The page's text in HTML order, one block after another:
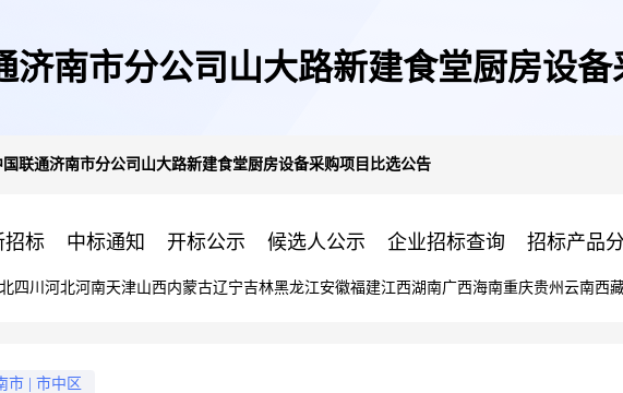
济南市分公司山大路新建食堂厨房设
国联通济南市分公司山大路新建食堂厨房设备采购项目比选公告
招标 中标通知 开标公示 候选人公示 企业招标查询 招标产品
四川 河北河南天津山西内蒙古辽宁吉林黑龙江安徽福建江西湖南广西海南重庆贵州 云南西
市 市中区